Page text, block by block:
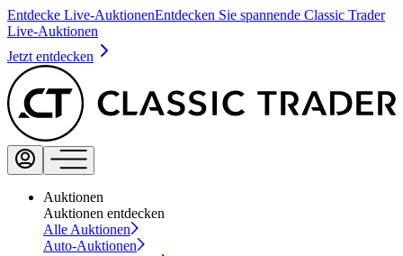
Entdecke Live-AuktionenEntdecken Sie spannende Classic Trader
Live-Auktionen
Jetzt entdecken
Auktionen
Auktionen entdecken
Alle Auktionen
Auto-Auktionen